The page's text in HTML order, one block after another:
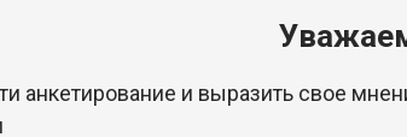
анкетирование и выразить свое